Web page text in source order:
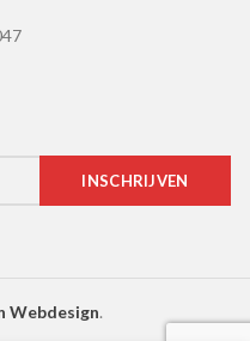
Webdesign.